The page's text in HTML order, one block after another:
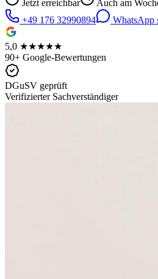
Jetzt erreichbar Auch am
+49 176 32990894
WhatsApp
5,0 ★★★★★
90+ Google-Bewertungen
DGuSV geprüft
Verifizierter Sachverständiger